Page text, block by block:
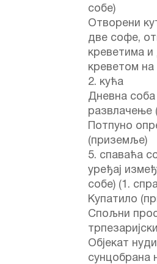
собе)
Отворени
две софе,
креветима
креветом на
2. кућа
Дневна
развлачење
Потпуно
(приземље)
5. спаваћа
уређај
собе) (1.
Купатило
Спољни
Објекат
сунцобрана